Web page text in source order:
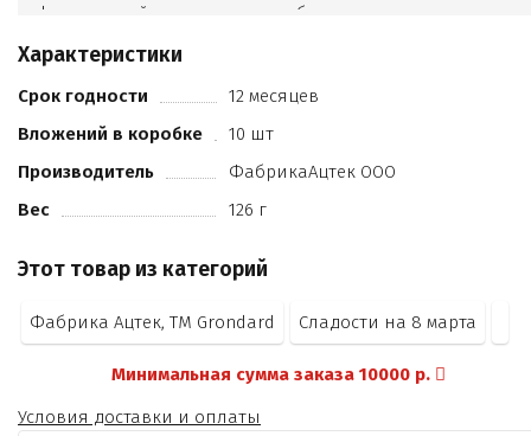
ферментный препарат микробного происхождения
регулятор кислотности (лимонная кислота))
шоколад темный (сахар
масло какао
эмульгаторы (лецитин соевый
ароматизатор “Ванилин”)
рекомендуется при индивидуальной непереносимости
следы арахиса
молока и продуктов их переработки. На упаковке
изображен вариант сервировки.
Характеристики
Срок годности
12 месяцев
Вложений в коробке
10 шт
Производитель
ФабрикаАцтек ООО
Вес
126 г
Этот товар из категорий
Фабрика Ацтек, ТМ Grondard Сладости на 8 марта
Минимальная сумма заказа 10000 р.
Условия доставки и оплаты